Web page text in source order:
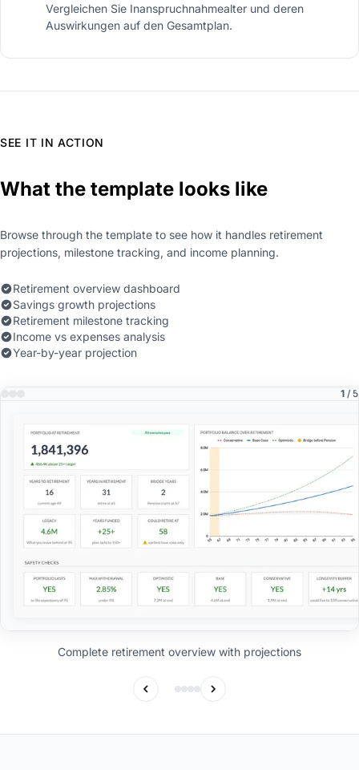
Vergleichen Sie Inanspruchnahmealter und deren
Auswirkungen auf den Gesamtplan.
SEE IT IN ACTION
What the template looks like
Browse through the template to see how it handles retirement
projections, milestone tracking, and income planning.
Retirement overview dashboard
Savings growth projections
Retirement milestone tracking
Income vs expenses analysis
Year-by-year projection
1 / 5
Complete retirement overview with projections